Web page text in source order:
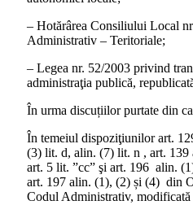
– Hotărârea Consiliului Local
Administrativ – Teritoriale;
– Legea nr. 52/2003 privind
administraţia publică,
În urma discuțiilor purtate din
În temeiul dispoziţiunilor art.
(3) lit. d, alin. (7) lit. n , art. 139
art. 5 lit. ”cc” şi art. 196 alin.
art. 197 alin. (1), (2) și (4) din
Codul Administrativ, modificată